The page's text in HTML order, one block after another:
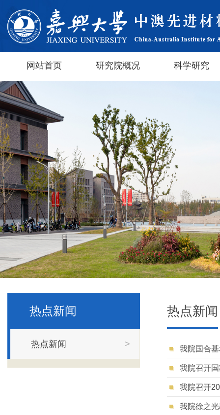
网站首页 研究院概况 科学研究
热点新闻
热点新闻 >
热点新闻
我院国合
我院召开
我院召开
我院徐之